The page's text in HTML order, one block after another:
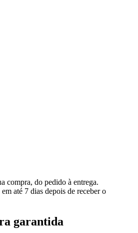
compra, do pedido à entrega.
em até 7 dias depois de receber o
garantida